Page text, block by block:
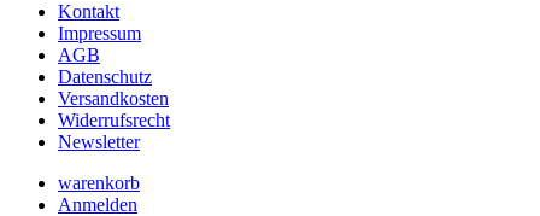
Kontakt
Impressum
AGB
Datenschutz
Versandkosten
Widerrufsrecht
Newsletter
warenkorb
Anmelden